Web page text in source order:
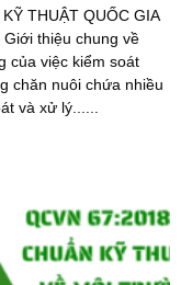
THUẬT QUỐC GIA
thiệu chung về
của việc kiểm soát
chăn nuôi chứa nhiều
và xử lý......